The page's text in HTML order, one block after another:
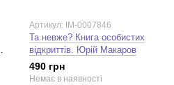
Артикул: IM-0007846
Та невже? Книга особистих
відкриттів. Юрій Макаров
490 грн
Немає в наявності